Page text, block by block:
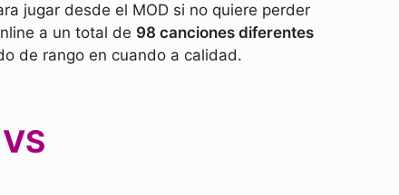
jugar desde el MOD si no quiere perder
a un total de 98 canciones diferentes
de rango en cuando a calidad.